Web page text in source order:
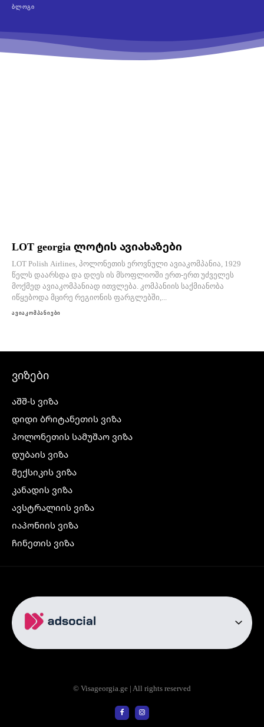
ᲑᲚᲝᲒᲘ
LOT georgia ლოტის ავიახაზები
LOT Polish Airlines, პოლონეთის ეროვნული ავიაკომპანია, 1929
წელს დაარსდა და დღეს ის მსოფლიოში ერთ-ერთ უძველეს
მოქმედ ავიაკომპანიად ითვლება. კომპანიის საქმიანობა
იწყებოდა მცირე რეგიონის ფარგლებში,...
ავიაკომპანიები
ვიზები
აშშ-ს ვიზა
დიდი ბრიტანეთის ვიზა
პოლონეთის სამუშაო ვიზა
დუბაის ვიზა
მექსიკის ვიზა
კანადის ვიზა
ავსტრალიის ვიზა
იაპონიის ვიზა
ჩინეთის ვიზა
ჩრდილოეთ ირლანდიის ვიზა
რუსეთის ვიზა
ავიაბილეთები
თბილისი ბაქო
© Visageorgia.ge | All rights reserved